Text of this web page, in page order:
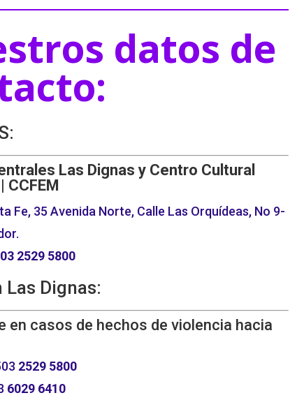
datos de
Las Dignas y Centro Cultural
CCFEM
Fe, 35 Avenida Norte, Calle Las Orquídeas, No 9-
2529 5800
Dignas:
en casos de hechos de violencia hacia
2529 5800
6029 6410